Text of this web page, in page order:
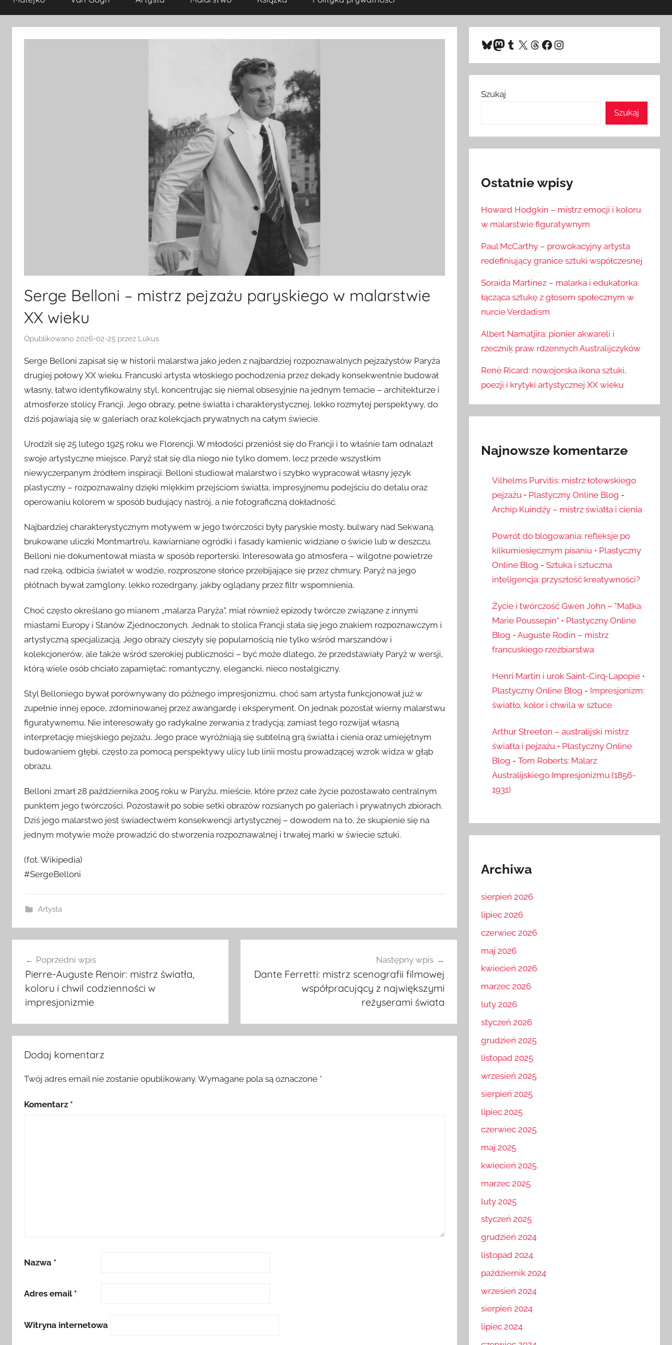
Serge Belloni – mistrz pejzażu paryskiego w malarstwie
XX wieku
Opublikowano 2026-02-25 przez Lukus
Serge Belloni zapisał się w historii malarstwa jako jeden z najbardziej rozpoznawalnych pejzażystów Paryża
drugiej połowy XX wieku. Francuski artysta włoskiego pochodzenia przez dekady konsekwentnie budował
własny, łatwo identyfikowalny styl, koncentrując się niemal obsesyjnie na jednym temacie – architekturze i
atmosferze stolicy Francji. Jego obrazy, pełne światła i charakterystycznej, lekko rozmytej perspektywy, do
dziś pojawiają się w galeriach oraz kolekcjach prywatnych na całym świecie.
Urodził się 25 lutego 1925 roku we Florencji. W młodości przeniósł się do Francji i to właśnie tam odnalazł
swoje artystyczne miejsce. Paryż stał się dla niego nie tylko domem, lecz przede wszystkim
niewyczerpanym źródłem inspiracji. Belloni studiował malarstwo i szybko wypracował własny język
plastyczny – rozpoznawalny dzięki miękkim przejściom światła, impresyjnemu podejściu do detalu oraz
operowaniu kolorem w sposób budujący nastrój, a nie fotograficzną dokładność.
Najbardziej charakterystycznym motywem w jego twórczości były paryskie mosty, bulwary nad Sekwaną,
brukowane uliczki Montmartre’u, kawiarniane ogródki i fasady kamienic widziane o świcie lub w deszczu.
Belloni nie dokumentował miasta w sposób reporterski. Interesowała go atmosfera – wilgotne powietrze
nad rzeką, odbicia świateł w wodzie, rozproszone słońce przebijające się przez chmury. Paryż na jego
płótnach bywał zamglony, lekko rozedrgany, jakby oglądany przez filtr wspomnienia.
Choć często określano go mianem „malarza Paryża”, miał również epizody twórcze związane z innymi
miastami Europy i Stanów Zjednoczonych. Jednak to stolica Francji stała się jego znakiem rozpoznawczym i
artystyczną specjalizacją. Jego obrazy cieszyły się popularnością nie tylko wśród marszandów i
kolekcjonerów, ale także wśród szerokiej publiczności – być może dlatego, że przedstawiały Paryż w wersji,
którą wiele osób chciało zapamiętać: romantyczny, elegancki, nieco nostalgiczny.
Styl Belloniego bywał porównywany do późnego impresjonizmu, choć sam artysta funkcjonował już w
zupełnie innej epoce, zdominowanej przez awangardę i eksperyment. On jednak pozostał wierny malarstwu
figuratywnemu. Nie interesowały go radykalne zerwania z tradycją; zamiast tego rozwijał własną
interpretację miejskiego pejzażu. Jego prace wyróżniają się subtelną grą światła i cienia oraz umiejętnym
budowaniem głębi, często za pomocą perspektywy ulicy lub linii mostu prowadzącej wzrok widza w głąb
obrazu.
Belloni zmarł 28 października 2005 roku w Paryżu, mieście, które przez całe życie pozostawało centralnym
punktem jego twórczości. Pozostawił po sobie setki obrazów rozsianych po galeriach i prywatnych zbiorach.
Dziś jego malarstwo jest świadectwem konsekwencji artystycznej – dowodem na to, że skupienie się na
jednym motywie może prowadzić do stworzenia rozpoznawalnej i trwałej marki w świecie sztuki.
(fot. Wikipedia)
#SergeBelloni
Artysta
wpisuPoprzedni wpis
Pierre-Auguste Renoir: mistrz światła,
koloru i chwil codzienności w
impresjonizmie
Następny wpis
Dante Ferretti: mistrz scenografii filmowej
współpracujący z największymi
reżyserami świata
Dodaj komentarz
Twój adres email nie zostanie opublikowany. Wymagane pola są oznaczone *
Komentarz *
Nazwa *
Adres email *
Witryna internetowa
Bluesky
Mastodon
Tumblr
X Threads
Facebook
Instagram
Szukaj
Szukaj
Ostatnie wpisy
Howard Hodgkin – mistrz emocji i koloru
w malarstwie figuratywnym
Paul McCarthy – prowokacyjny artysta
redefiniujący granice sztuki współczesnej
Soraida Martinez – malarka i edukatorka
łącząca sztukę z głosem społecznym w
nurcie Verdadism
Albert Namatjira: pionier akwareli i
rzeczniķ praw rdzennych Australijczyków
René Ricard: nowojorska ikona sztuki,
poezji i krytyki artystycznej XX wieku
Najnowsze komentarze
Vilhelms Purvitis: mistrz łotewskiego
pejzażu • Plastyczny Online Blog -
Archip Kuindży – mistrz światła i cienia
Powrót do blogowania: refleksje po
kilkumiesięcznym pisaniu • Plastyczny
Online Blog - Sztuka i sztuczna
inteligencja: przyszłość kreatywności?
Życie i twórczość Gwen John – "Matka
Marie Poussepin" • Plastyczny Online
Blog - Auguste Rodin – mistrz
francuskiego rzeźbiarstwa
Henri Martin i urok Saint-Cirq-Lapopie •
Plastyczny Online Blog - Impresjonizm:
światło, kolor i chwila w sztuce
Arthur Streeton – australijski mistrz
światła i pejzażu • Plastyczny Online
Blog - Tom Roberts: Malarz
Australijskiego Impresjonizmu (1856-
1931)
Archiwa
sierpień 2026
lipiec 2026
czerwiec 2026
maj 2026
kwiecień 2026
marzec 2026
luty 2026
styczeń 2026
grudzień 2025
listopad 2025
wrzesień 2025
sierpień 2025
lipiec 2025
czerwiec 2025
maj 2025
kwiecień 2025
marzec 2025
luty 2025
styczeń 2025
grudzień 2024
listopad 2024
październik 2024
wrzesień 2024
sierpień 2024
lipiec 2024